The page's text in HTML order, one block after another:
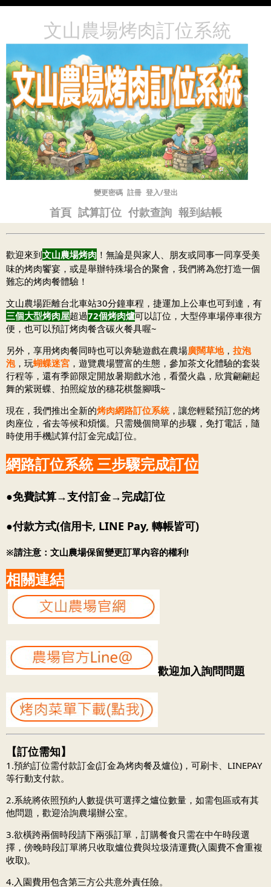
文山農場烤肉訂位系統
變更密碼 註冊 登入/登出
首頁 試算訂位 付款查詢 報到結帳
歡迎來到文山農場烤肉 ！無論是與家人、朋友或同事一同享受美
味的烤肉饗宴，或是舉辦特殊場合的聚會，我們將為您打造一個
難忘的烤肉餐體驗！
文山農場距離台北車站30分鐘車程，捷運加上公車也可到達，有
三個大型烤肉屋超過72個烤肉爐可以訂位，大型停車場停車很方
便，也可以預訂烤肉餐含碳火餐具喔~
另外，享用烤肉餐同時也可以奔馳遊戲在農場廣闊草地， 拉泡
泡，玩蝴蝶迷宮 ，遊覽農場豐富的生態，參加茶文化體驗的套裝
行程等，還有季節限定開放暑期戲水池，看螢火蟲，欣賞翩翩起
舞的紫斑蝶、拍照綻放的穗花棋盤腳哦~
現在，我們推出全新的烤肉網路訂位系統，讓您輕鬆預訂您的烤
肉座位，省去等候和煩惱。只需幾個簡單的步驟，免打電話，隨
時使用手機試算付訂金完成訂位。
網路訂位系統 三步驟完成訂位
●免費試算→支付訂金→完成訂位
●付款方式(信用卡, LINE Pay, 轉帳皆可)
※請注意：文山農場保留變更訂單內容的權利!
相關連結
歡迎加入詢問問題
【訂位需知】
1.預約訂位需付款訂金(訂金為烤肉餐及爐位)，可刷卡、LINEPAY
等行動支付款。
2.系統將依照預約人數提供可選擇之爐位數量，如需包區或有其
他問題，歡迎洽詢農場辦公室。
3.欲橫跨兩個時段請下兩張訂單，訂購餐食只需在中午時段選
擇，傍晚時段訂單將只收取爐位費與垃圾清運費(入園費不會重複
收取)。
4.入園費用包含第三方公共意外責任險。